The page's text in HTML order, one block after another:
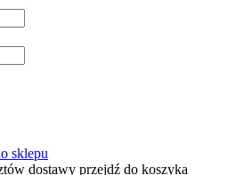
sklepu
dostawy przejdź do koszyka